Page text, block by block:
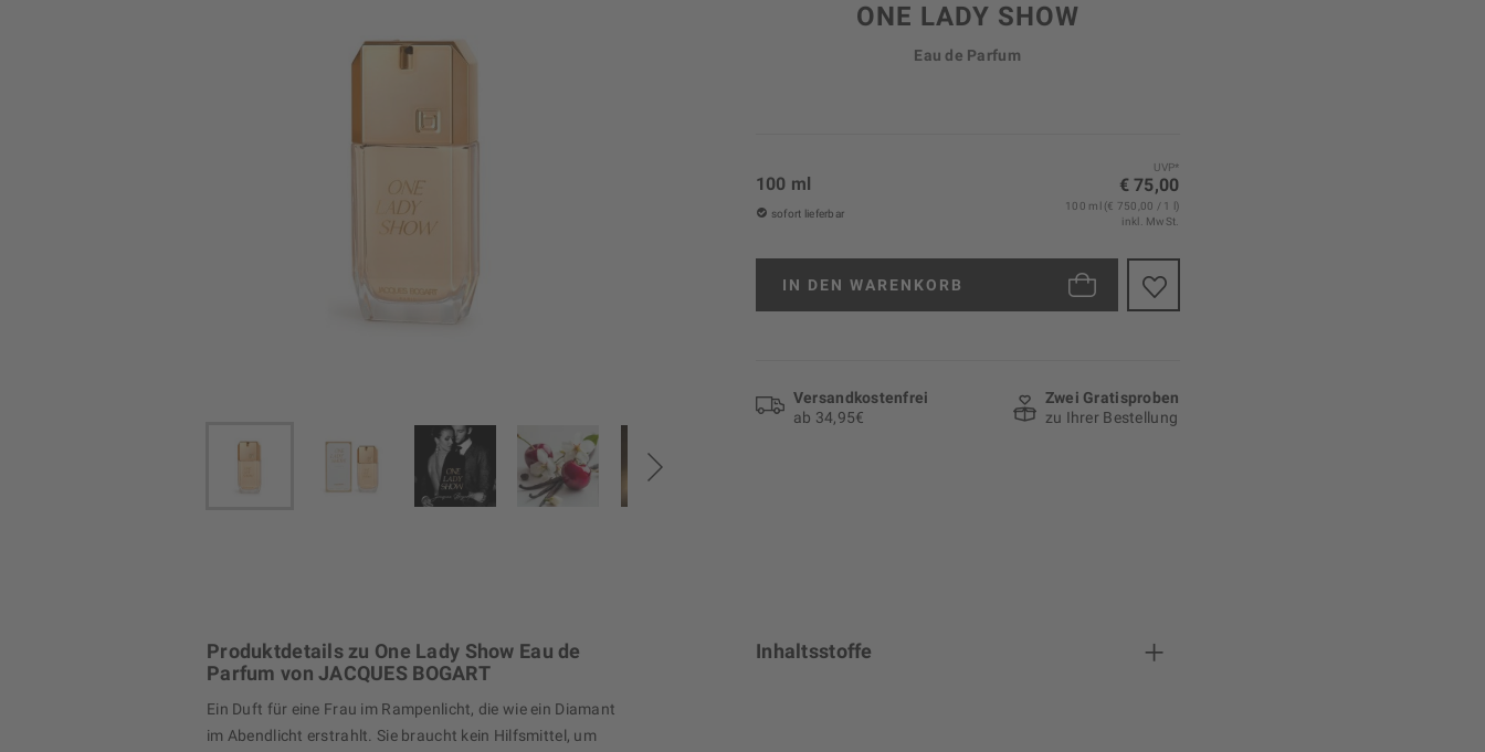
ONE LADY SHOW
Eau de Parfum
UVP*
€ 75,00
100 ml
sofort lieferbar
100 ml (€ 750,00 / 1 l)
inkl. MwSt.
IN DEN WARENKORB
Versand­kosten­frei
ab 34,95€
Zwei Gratisproben
zu Ihrer Bestellung
Produktdetails zu One Lady Show Eau de
Parfum von JACQUES BOGART
Ein Duft für eine Frau im Rampenlicht, die wie ein Diamant
im Abendlicht erstrahlt. Sie braucht kein Hilfsmittel, um
Inhaltsstoffe